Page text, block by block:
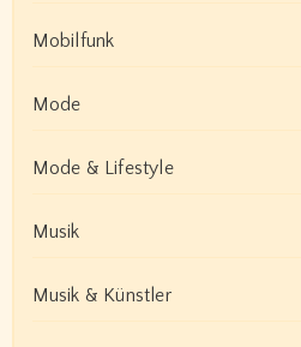
Mobilfunk
Mode
Mode & Lifestyle
Musik
Musik & Künstler